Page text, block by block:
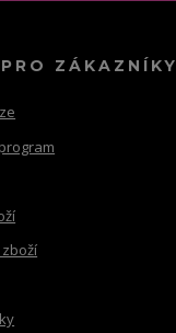
ZÁKAZNÍKY